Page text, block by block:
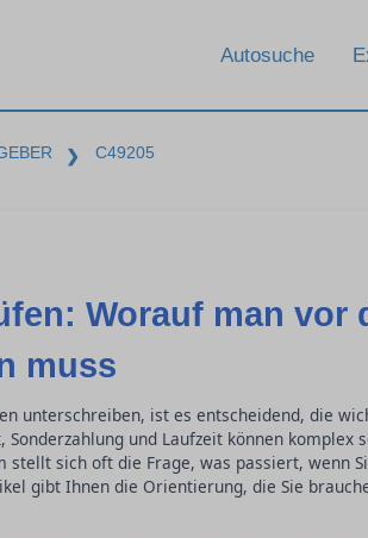
Autosuche
❯ C49205
Worauf man vor
muss
unterschreiben, ist es entscheidend, die
und Laufzeit können komplex
stellt sich oft die Frage, was passiert, wenn
gibt Ihnen die Orientierung, die Sie